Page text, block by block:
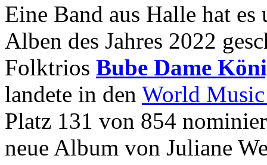
Eine Band aus Halle hat
Alben des Jahres 2022
Folktrios Bube Dame
landete in den World
Platz 131 von 854
neue Album von Juliane